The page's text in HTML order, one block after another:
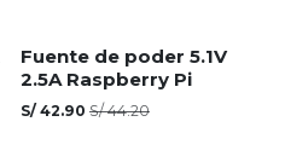
Fuente de poder 5.1V
2.5A Raspberry Pi
S/ 42.90 S/44.20